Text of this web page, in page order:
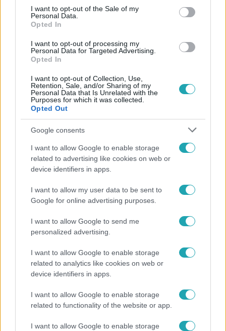
consent section.
I want to opt-out of the Sale of my
Personal Data.
Opted In
I want to opt-out of processing my
Personal Data for Targeted Advertising.
Opted In
I want to opt-out of Collection, Use,
Retention, Sale, and/or Sharing of my
Personal Data that Is Unrelated with the
Purposes for which it was collected.
Opted Out
Google consents
I want to allow Google to enable storage
related to advertising like cookies on web or
device identifiers in apps.
I want to allow my user data to be sent to
Google for online advertising purposes.
I want to allow Google to send me
personalized advertising.
I want to allow Google to enable storage
related to analytics like cookies on web or
device identifiers in apps.
I want to allow Google to enable storage
related to functionality of the website or app.
I want to allow Google to enable storage
Népszerű
Már nagymama, de a fiai is kész férfiak: friss fotón
Szandi fiai